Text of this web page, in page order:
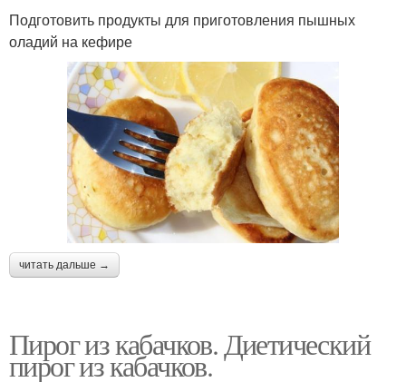
Подготовить продукты для приготовления пышных
оладий на кефире
читать дальше →
Пирог из кабачков. Диетический
пирог из кабачков.